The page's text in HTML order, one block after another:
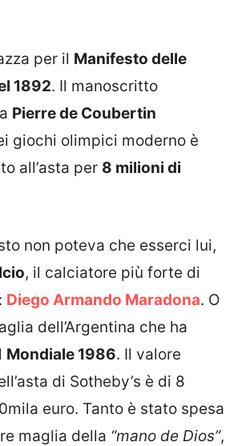
per il Manifesto delle
1892. Il manoscritto
Pierre de Coubertin
giochi olimpici moderno è
all’asta per 8 milioni di
non poteva che esserci lui,
, il calciatore più forte di
Diego Armando Maradona. O
dell’Argentina che ha
Mondiale 1986. Il valore
di Sotheby’s è di 8
euro. Tanto è stato spesa
maglia della “mano de Dios”,